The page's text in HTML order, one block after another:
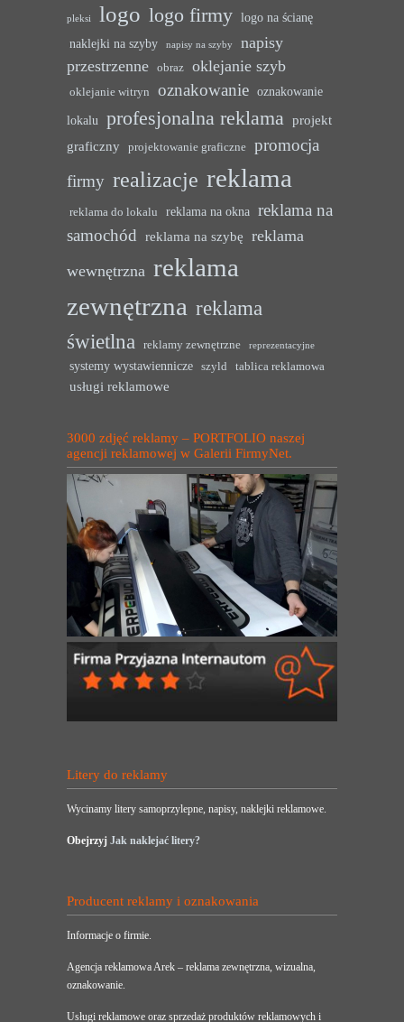
pleksi logo logo firmy logo na ścianę
naklejki na szyby
napisy na szyby
napisy
przestrzenne
obraz oklejanie szyb
oklejanie witryn oznakowanie oznakowanie
lokalu profesjonalna reklama projekt
graficzny
projektowanie graficzne
promocja
firmy realizacje reklama
reklama do lokalu reklama na okna reklama na
samochód reklama na szybę reklama
wewnętrzna reklama
zewnętrzna reklama
świetlna
reklamy zewnętrzne reprezentacyjne
systemy wystawiennicze szyld tablica reklamowa
usługi reklamowe
3000 zdjęć reklamy – PORTFOLIO naszej
agencji reklamowej w Galerii FirmyNet.
Litery do reklamy
Wycinamy litery samoprzylepne, napisy, naklejki reklamowe.
Obejrzyj Jak naklejać litery?
Producent reklamy i oznakowania
Informacje o firmie.
Agencja reklamowa Arek – reklama zewnętrzna, wizualna,
oznakowanie.
Usługi reklamowe oraz sprzedaż produktów reklamowych i